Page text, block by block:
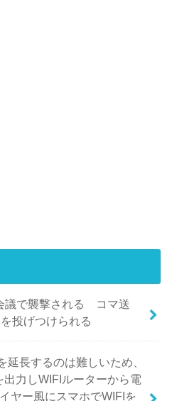
議で襲撃される コマ送
投げつけられる
長するのは難しいため、
力しWIFIルーターから電
ヤー風にスマホでWIFIを